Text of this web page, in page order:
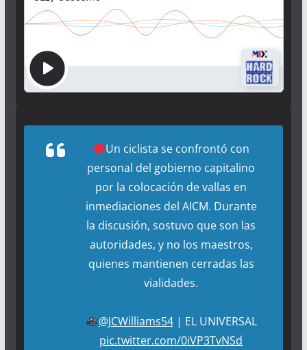
Un ciclista se confrontó con
personal del gobierno capitalino
por la colocación de vallas en
inmediaciones del AICM. Durante
la discusión, sostuvo que son las
autoridades, y no los maestros,
quienes mantienen cerradas las
vialidades.
@JCWilliams54| EL UNIVERSAL
pic.twitter.com/0iVP3TvNSd